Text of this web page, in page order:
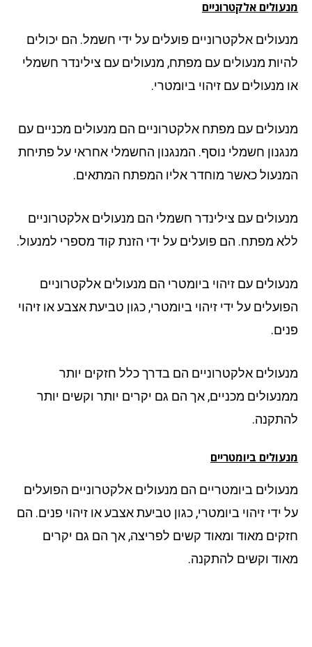
אלקטרוניים
אלקטרוניים פועלים על ידי חשמל. הם יכולים
מנעולים עם מפתח, מנעולים עם צילינדר חשמלי
מנעולים עם זיהוי ביומטרי.
עם מפתח אלקטרוניים הם מנעולים מכניים עם
חשמלי נוסף. המנגנון החשמלי אחראי על פתיחת
כאשר מוחדר אליו המפתח המתאים.
עם צילינדר חשמלי הם מנעולים אלקטרוניים
מפתח. הם פועלים על ידי הזנת קוד מספרי למנעול.
עם זיהוי ביומטרי הם מנעולים אלקטרוניים
על ידי זיהוי ביומטרי, כגון טביעת אצבע או זיהוי
אלקטרוניים הם בדרך כלל חזקים יותר
מכניים, אך הם גם יקרים יותר וקשים יותר
ביומטריים
ביומטריים הם מנעולים אלקטרוניים הפועלים
ידי זיהוי ביומטרי, כגון טביעת אצבע או זיהוי פנים. הם
מאוד ומאוד קשים לפריצה, אך הם גם יקרים
וקשים להתקנה.